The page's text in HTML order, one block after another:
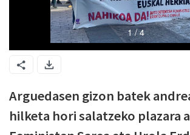
Arguedasen gizon batek
hilketa hori salatzeko plazara